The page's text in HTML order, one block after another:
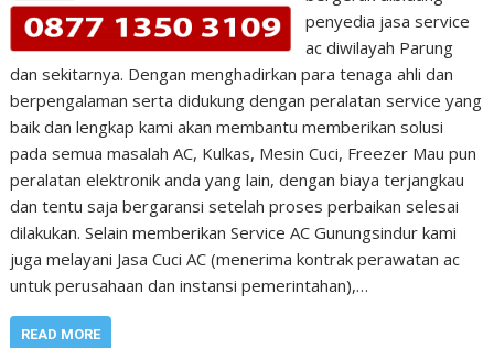
penyedia jasa service
ac diwilayah Parung
dan sekitarnya. Dengan menghadirkan para tenaga ahli dan
berpengalaman serta didukung dengan peralatan service yang
baik dan lengkap kami akan membantu memberikan solusi
pada semua masalah AC, Kulkas, Mesin Cuci, Freezer Mau pun
peralatan elektronik anda yang lain, dengan biaya terjangkau
dan tentu saja bergaransi setelah proses perbaikan selesai
dilakukan. Selain memberikan Service AC Gunungsindur kami
juga melayani Jasa Cuci AC (menerima kontrak perawatan ac
untuk perusahaan dan instansi pemerintahan),…
READ MORE